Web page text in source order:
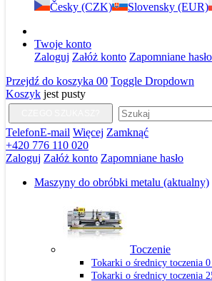
Česky (CZK)
Slovensky (EUR)
Twoje konto
Zaloguj Załóż konto Zapomniane hasło
Przejdź do koszyka 00 Toggle Dropdown
Koszyk jest pusty
TelefonE-mail Więcej Zamknąć
+420 776 110 020
Zaloguj Załóż konto Zapomniane hasło
Maszyny do obróbki metalu (aktualny)
Toczenie
Tokarki o średnicy toczenia
Tokarki o średnicy toczenia